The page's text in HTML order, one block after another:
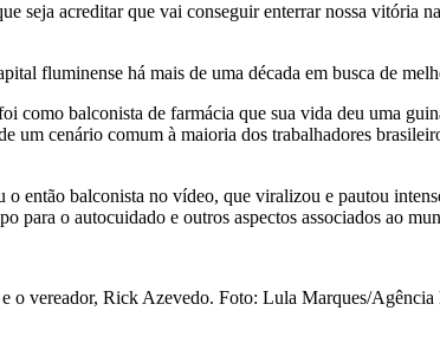
seja acreditar que vai conseguir enterrar nossa vitória
fluminense há mais de uma década em busca de
como balconista de farmácia que sua vida deu uma
um cenário comum à maioria dos trabalhadores
então balconista no vídeo, que viralizou e pautou
para o autocuidado e outros aspectos associados ao
o vereador, Rick Azevedo. Foto: Lula Marques/Agência